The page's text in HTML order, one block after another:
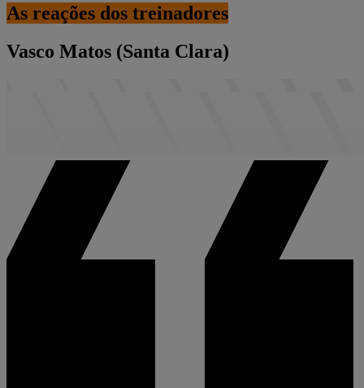
As reações dos treinadores
Vasco Matos (Santa Clara)